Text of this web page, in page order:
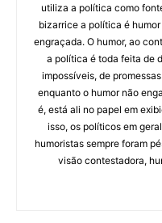
utiliza a política como
bizarrice a política é
engraçada. O humor, ao
a política é toda feita de
impossíveis, de
enquanto o humor não
é, está ali no papel em
isso, os políticos em
humoristas sempre foram
visão contestadora,